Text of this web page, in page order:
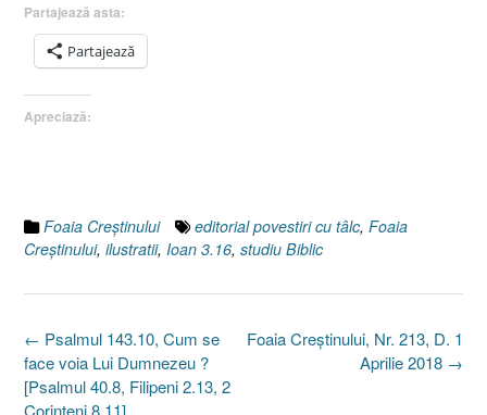
Partajează asta:
Partajează
Apreciază:
Foaia Creştinului editorial povestiri cu tâlc, Foaia
Creştinului, ilustratii, Ioan 3.16, studiu Biblic
Post
navigation
Foaia Creştinului, Nr. 213, D. 1
Aprilie 2018 →
← Psalmul 143.10, Cum se
face voia Lui Dumnezeu ?
[Psalmul 40.8, Filipeni 2.13, 2
Corinteni 8.11]